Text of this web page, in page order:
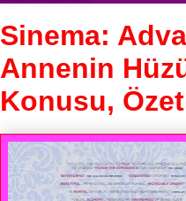
Sinema:
Annenin
Konusu,